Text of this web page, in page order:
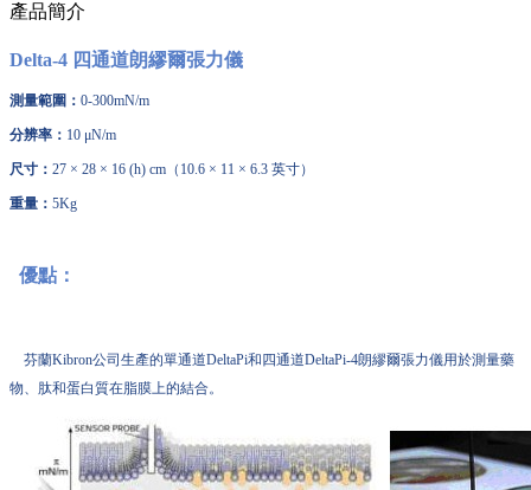
產品簡介
Delta-4 四通道朗繆爾張力儀
測量範圍： 0-300mN/m
分辨率： 10 μN/m
尺寸： 27 × 28 × 16 (h) cm（10.6 × 11 × 6.3 英寸）
重量： 5Kg
優點：
芬蘭Kibron公司生產的單通道DeltaPi和四通道DeltaPi-4朗繆爾張力儀用於測量藥
物、肽和蛋白質在脂膜上的結合。